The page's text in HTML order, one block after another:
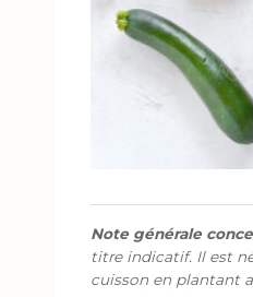
Note générale
titre indicatif. Il est
cuisson en plantant